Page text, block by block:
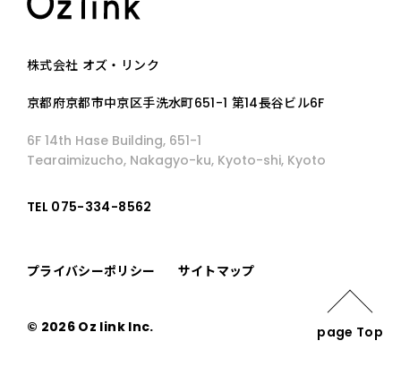
株式会社 オズ・リンク
京都府京都市中京区手洗水町651-1 第14長谷ビル6F
6F 14th Hase Building, 651-1
Tearaimizucho, Nakagyo-ku, Kyoto-shi, Kyoto
TEL 075-334-8562
プライバシーポリシー サイトマップ
© 2026 Oz link Inc. page Top